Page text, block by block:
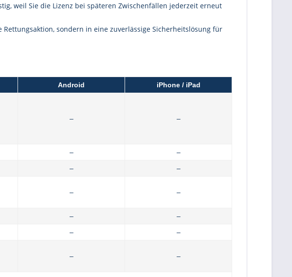
weil Sie die Lizenz bei späteren Zwischenfällen jederzeit erneut
Rettungsaktion, sondern in eine zuverlässige Sicherheitslösung für
Android iPhone / iPad
– –
– –
– –
– –
– –
– –
– –